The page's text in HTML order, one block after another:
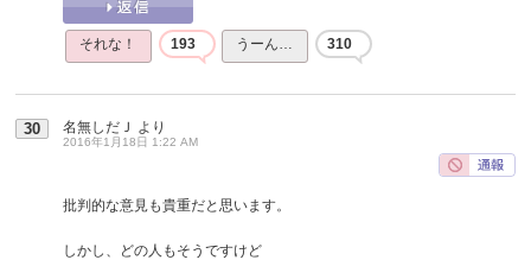
それな！ 193 うーん… 310
30 名無しだＪ より
2016年1月18日 1:22 AM
批判的な意見も貴重だと思います。
しかし、どの人もそうですけど